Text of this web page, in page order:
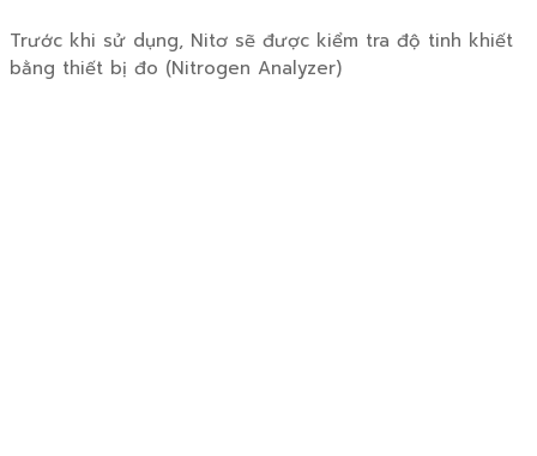
Trước khi sử dụng, Nitơ sẽ được kiểm tra độ tinh khiết
bằng thiết bị đo (Nitrogen Analyzer)